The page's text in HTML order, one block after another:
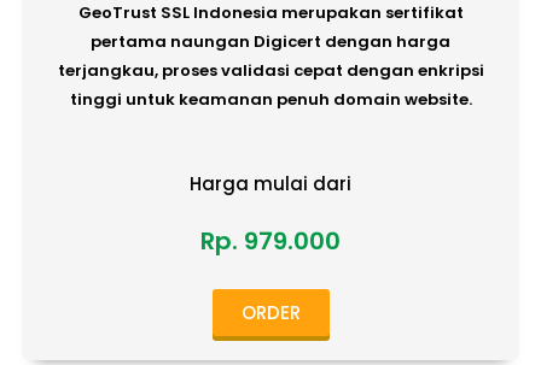
GeoTrust SSL Indonesia merupakan sertifikat
pertama naungan Digicert dengan harga
terjangkau, proses validasi cepat dengan enkripsi
tinggi untuk keamanan penuh domain website.
Harga mulai dari
Rp. 979.000
ORDER